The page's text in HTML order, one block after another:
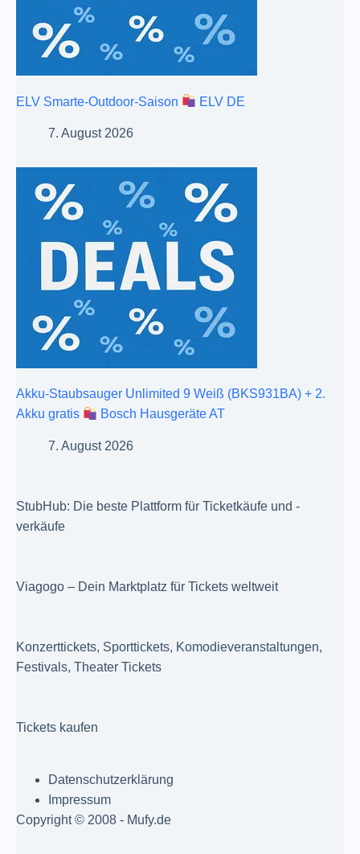
ELV Smarte-Outdoor-Saison ELV DE
7. August 2026
Akku-Staubsauger Unlimited 9 Weiß (BKS931BA) + 2.
Akku gratis
Bosch Hausgeräte AT
7. August 2026
StubHub: Die beste Plattform für Ticketkäufe und -
verkäufe
Viagogo – Dein Marktplatz für Tickets weltweit
Konzerttickets, Sporttickets, Komodieveranstaltungen,
Festivals, Theater Tickets
Tickets kaufen
Datenschutzerklärung
Impressum
Copyright © 2008 - Mufy.de